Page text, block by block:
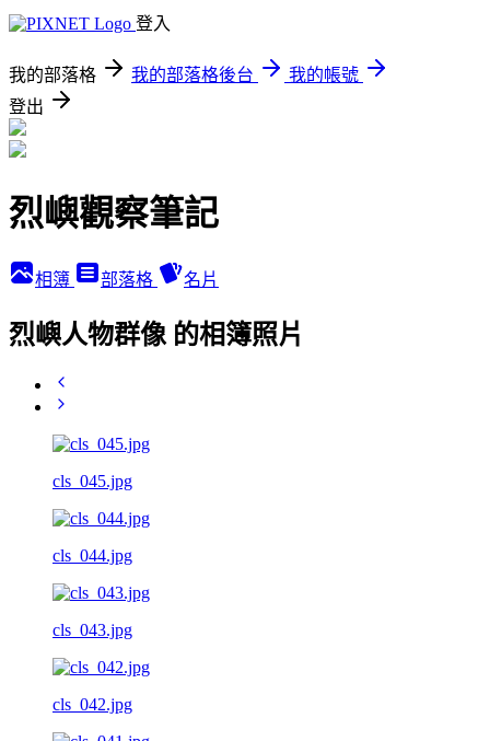
登入
我的部落格 我的部落格後台
我的帳號
登出
烈嶼觀察筆記
相簿 部落格 名片
烈嶼人物群像 的相簿照片
cls_045.jpg
cls_044.jpg
cls_043.jpg
cls_042.jpg